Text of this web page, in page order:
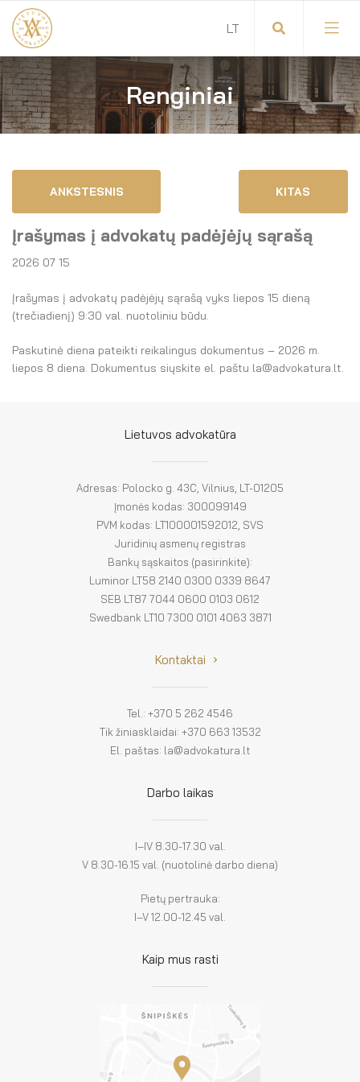
Visuotinis advokatų susirinkimas
Advokatų tarybos pirmininkas
Advokatų taryba
Komitetai
Garbės teismas
Savitarna
Savivaldos teisės aktai
Dokumentų atmintinė
Gynėjas
El. parduotuvė
LT
Renginiai
ANKSTESNIS KITAS
Įrašymas į advokatų padėjėjų sąrašą
2026 07 15
Įrašymas į advokatų padėjėjų sąrašą vyks liepos 15 dieną
(trečiadienį) 9:30 val. nuotoliniu būdu.
Paskutinė diena pateikti reikalingus dokumentus – 2026 m.
liepos 8 diena. Dokumentus siųskite el. paštu la@advokatura.lt.
Lietuvos advokatūra
Adresas: Polocko g. 43C, Vilnius, LT-01205
Įmonės kodas: 300099149
PVM kodas: LT100001592012, SVS
Juridinių asmenų registras
Bankų sąskaitos (pasirinkite):
Luminor LT58 2140 0300 0339 8647
SEB LT87 7044 0600 0103 0612
Swedbank LT10 7300 0101 4063 3871
Kontaktai
Tel.: +370 5 262 4546
Tik žiniasklaidai: +370 663 13532
El. paštas: la@advokatura.lt
Darbo laikas
I–IV 8.30-17.30 val.
V 8.30-16.15 val. (nuotolinė darbo diena)
Pietų pertrauka:
I–V 12.00-12.45 val.
Kaip mus rasti